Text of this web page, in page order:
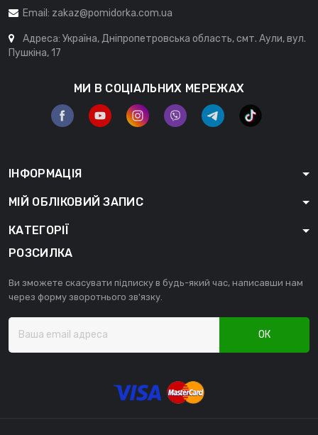
Email: zakaz@pomidorka.com.ua
Адреса: Україна, Дніпропетровська область, смт. Аули, вул.
Пушкіна, 17
МИ В СОЦІАЛЬНИХ МЕРЕЖАХ
ІНФОРМАЦІЯ
МІЙ ОБЛІКОВИЙ ЗАПИС
КАТЕГОРІЇ
РОЗСИЛКА
Ви зможете скасувати підписку в будь-який час, написавши нам
через форму зворотнього зв'язку.
ОК